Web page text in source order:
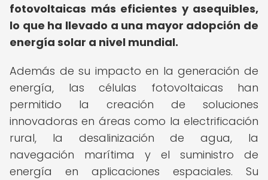
fotovoltaicas más eficientes y asequibles,
lo que ha llevado a una mayor adopción de
energía solar a nivel mundial.
Además de su impacto en la generación de
energía, las células fotovoltaicas han
permitido la creación de soluciones
innovadoras en áreas como la electrificación
rural, la desalinización de agua, la
navegación marítima y el suministro de
energía en aplicaciones espaciales. Su